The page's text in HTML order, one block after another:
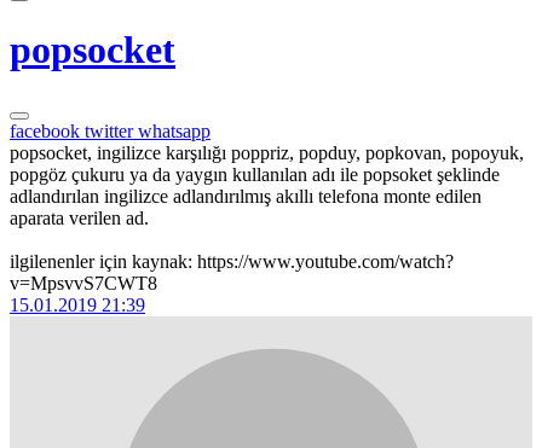
popsocket
facebook twitterwhatsapp
popsocket, ingilizce karşılığı poppriz, popduy, popkovan, popoyuk,
popgöz çukuru ya da yaygın kullanılan adı ile popsoket şeklinde
adlandırılan ingilizce adlandırılmış akıllı telefona monte edilen
aparata verilen ad.
ilgilenenler için kaynak: https://www.youtube.com/watch?
v=MpsvvS7CWT8
15.01.2019 21:39